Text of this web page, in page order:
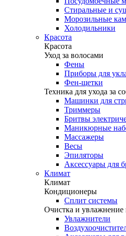
Стиральные и
Морозильные
Холодильники
Красота
Красота
Уход за волосами
Фены
Приборы для
Фен-щетки
Техника для ухода за
Машинки для
Триммеры
Бритвы
Маникюрные
Массажеры
Весы
Эпиляторы
Аксессуары для
Климат
Климат
Кондиционеры
Сплит системы
Очистка и увлажнение
Увлажнители